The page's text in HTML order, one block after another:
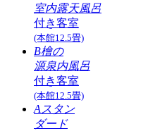
室内露天風呂
付き客室
(本館12.5畳)
B檜の
源泉内風呂
付き客室
(本館12.5畳)
Aスタン
ダード